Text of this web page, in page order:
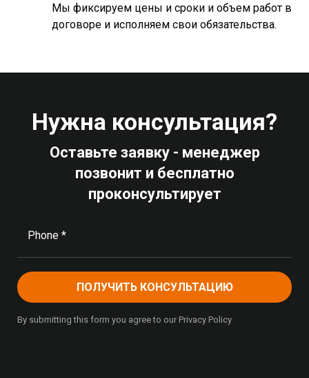
Мы фиксируем цены и сроки и объем работ в
договоре и исполняем свои обязательства.
Нужна консультация?
Оставьте заявку - менеджер
позвонит и бесплатно
проконсультирует
Phone *
ПОЛУЧИТЬ КОНСУЛЬТАЦИЮ
By submitting this form you agree to our Privacy Policy